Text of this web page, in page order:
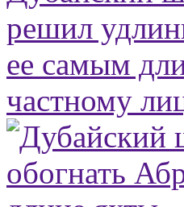
решил
ее самым
частному